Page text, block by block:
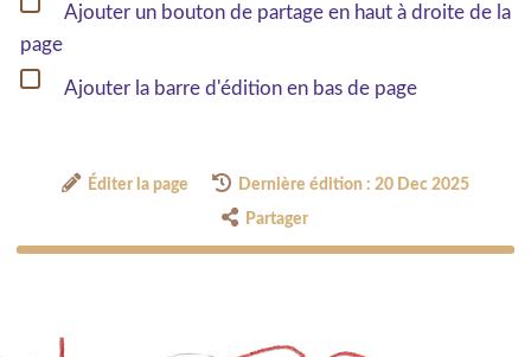
Ajouter un bouton de partage en haut à droite de la
page
Ajouter la barre d'édition en bas de page
Éditer la page Dernière édition : 20 Dec 2025
Partager